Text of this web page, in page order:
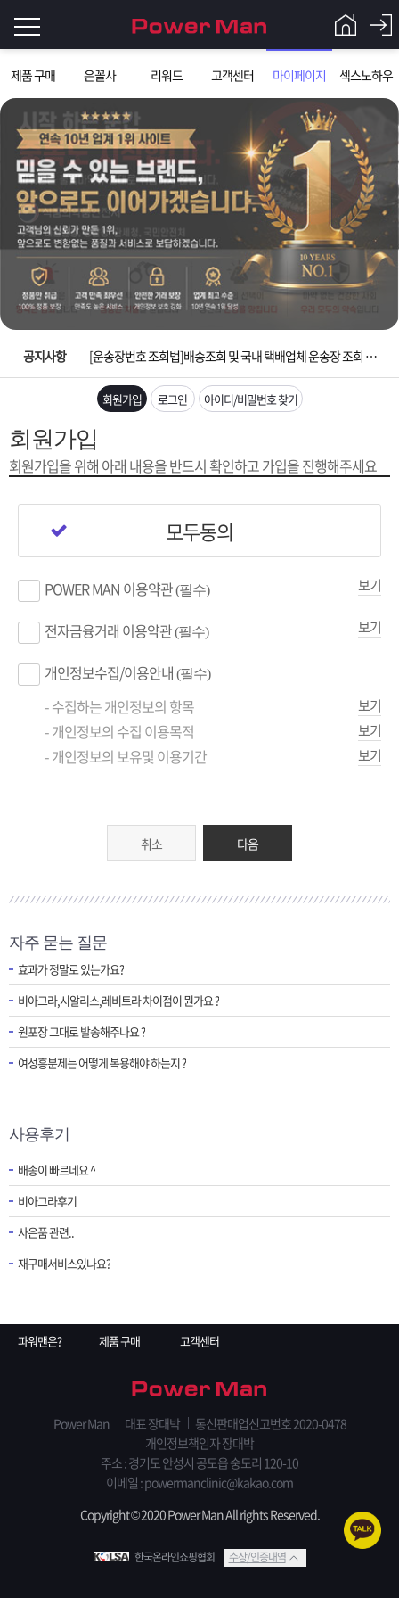
제품 구매 은꼴사 리워드 고객센터 마이페이지 섹스노하우
그
인
이
필
요
니
로
Q&A
파
워
맨
제
품
매
은
사
스
노
우
고
객
터
마
페
이
문
조
공지사항
입금확인이 안되는 상황을 대비해 꼭 입금후 고객센터 연락바랍니다.
[2026구정 연휴]설 연휴 배송 및 휴무 안내
[운송장번호 조회법]배송조회 및 국내 택배업체 운송장 조회 하는법
[ios앱 오픈]아이폰 고객 앱설치 가능합니다.
[무인택배함 이용 안내] 집 밖에 주소로 택배 받기
[2026구정 연휴]설 연휴 배송 및 휴무 안내
회원가입 로그인 아이디/비밀번호 찾기
회원가입
회원가입을 위해 아래 내용을반드시 확인하고 가입을 진행해주세요
모두동의
POWER MAN 이용약관(필수) 보기
전자금융거래 이용약관(필수) 보기
개인정보수집/이용안내 (필수)
- 수집하는 개인정보의 항목 보기
- 개인정보의 수집 이용목적 보기
- 개인정보의 보유및 이용기간 보기
취소 다음
자주 묻는 질문
효과가 정말로 있는가요?
비아그라,시알리스,레비트라 차이점이 뭔가요 ?
원포장 그대로 발송해주나요 ?
여성흥분제는 어떻게 복용해야 하는지 ?
사용후기
배송이 빠르네요 ^
비아그라후기
사은품 관련..
재구매서비스있나요?
파워맨은? 제품 구매 고객센터
Power Man 대표 장대박
통신판매업신고번호 2020-0478
개인정보책임자 장대박
주소 : 경기도 안성시 공도읍 숭도리 120-10
이메일 : powermanclinic@kakao.com
Copyright © 2020 Power Man All rights Reserved.
한국온라인쇼핑협회 수상/인증내역